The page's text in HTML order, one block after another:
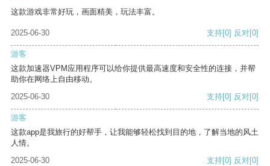
这款游戏非常好玩，画面精美，玩法丰富。
2025-06-30 支持[0] 反对[0]
游客
这款加速器VPM应用程序可以给你提供最高速度和安全性的连接，并帮
助你在网络上自由移动。
2025-06-30
支持[0] 反对[0]
游客
这款app是我旅行的好帮手，让我能够轻松找到目的地，了解当地的风土
人情。
2025-06-30
支持[0] 反对[0]